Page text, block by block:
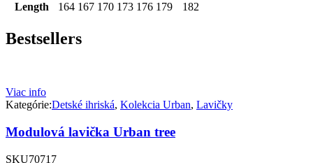
Length
164 167 170 173 176 179 182
Bestsellers
Viac info
Kategórie:Detské ihriská, Kolekcia Urban, Lavičky
Modulová lavička Urban tree
SKU70717